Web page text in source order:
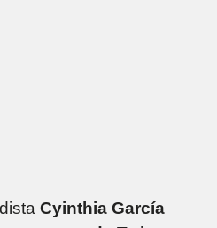
Cyinthia García